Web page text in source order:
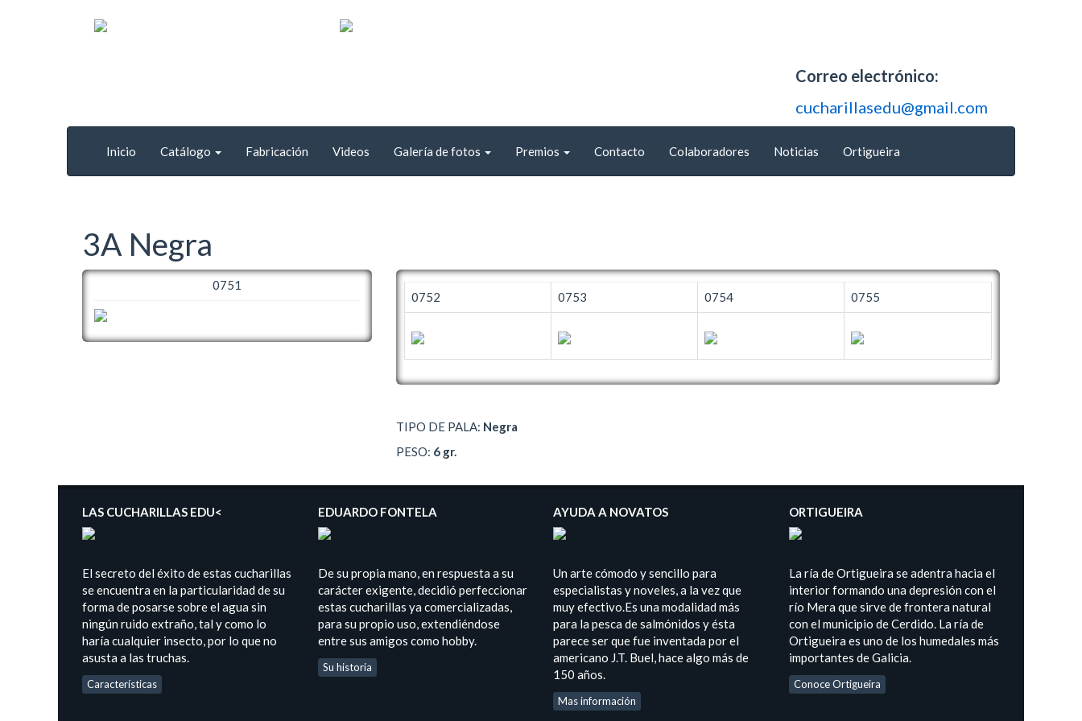
Correo electrónico:
cucharillasedu@gmail.com
Inicio Catálogo Fabricación Videos Galería de fotos Premios Contacto Colaboradores Noticias Ortigueira
3A Negra
0751
0752
0753 0754 0755
TIPO DE PALA: Negra
PESO: 6 gr.
LAS CUCHARILLAS EDU<
El secreto del éxito de estas cucharillas
se encuentra en la particularidad de su
forma de posarse sobre el agua sin
ningún ruido extraño, tal y como lo
haría cualquier insecto, por lo que no
asusta a las truchas.
Características
EDUARDO FONTELA
De su propia mano, en respuesta a su
carácter exigente, decidió perfeccionar
estas cucharillas ya comercializadas,
para su propio uso, extendiéndose
entre sus amigos como hobby.
Su historia
AYUDA A NOVATOS
Un arte cómodo y sencillo para
especialistas y noveles, a la vez que
muy efectivo.Es una modalidad más
para la pesca de salmónidos y ésta
parece ser que fue inventada por el
americano J.T. Buel, hace algo más de
150 años.
Mas información
ORTIGUEIRA
La ría de Ortigueira se adentra hacia el
interior formando una depresión con el
río Mera que sirve de frontera natural
con el municipio de Cerdido. La ría de
Ortigueira es uno de los humedales más
importantes de Galicia.
Conoce Ortigueira